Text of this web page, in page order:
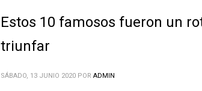
Estos 10 famosos fueron un
triunfar
SÁBADO, 13 JUNIO 2020 POR ADMIN